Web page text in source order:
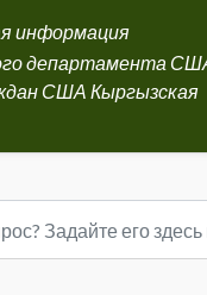
информация
департамента
США Кыргызская